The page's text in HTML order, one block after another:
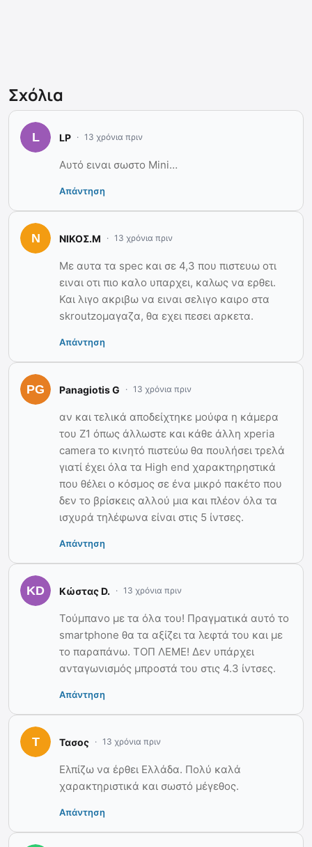
Σχόλια
LP 13 χρόνια πριν
Αυτό ειναι σωστο Mini…
Απάντηση
NIKOΣ.Μ 13 χρόνια πριν
Mε αυτα τα spec και σε 4,3 που πιστευω οτι
ειναι οτι πιο καλο υπαρχει, καλως να ερθει.
Και λιγο ακριβω να ειναι σελιγο καιρο στα
skroutzομαγαζα, θα εχει πεσει αρκετα.
Απάντηση
Panagiotis G 13 χρόνια πριν
αν και τελικά αποδείχτηκε μούφα η κάμερα
του Ζ1 όπως άλλωστε και κάθε άλλη xperia
camera το κινητό πιστεύω θα πουλήσει τρελά
γιατί έχει όλα τα High end χαρακτηρηστικά
που θέλει ο κόσμος σε ένα μικρό πακέτο που
δεν το βρίσκεις αλλού μια και πλέον όλα τα
ισχυρά τηλέφωνα είναι στις 5 ίντσες.
Απάντηση
Κώστας D. 13 χρόνια πριν
Τούμπανο με τα όλα του! Πραγματικά αυτό το
smartphone θα τα αξίζει τα λεφτά του και με
το παραπάνω. ΤΟΠ ΛΕΜΕ! Δεν υπάρχει
ανταγωνισμός μπροστά του στις 4.3 ίντσες.
Απάντηση
Τασος 13 χρόνια πριν
Ελπίζω να έρθει Ελλάδα. Πολύ καλά
χαρακτηριστικά και σωστό μέγεθος.
Απάντηση